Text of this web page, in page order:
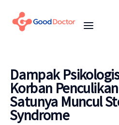
Untuk Bisnis
Dampak
Korban
Satunya Muncul
Syndrome